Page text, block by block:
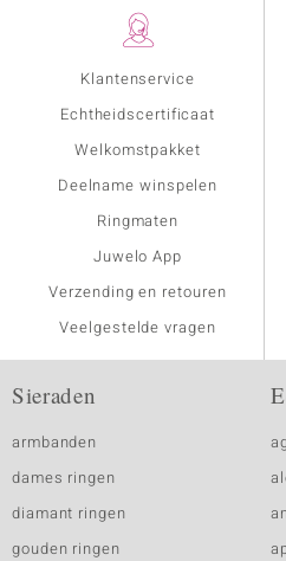
Klantenservice
Echtheidscertificaat
Welkomstpakket
Deelname winspelen
Ringmaten
Juwelo App
Verzending en retouren
Veelgestelde vragen
Sieraden
armbanden
dames ringen
diamant ringen
gouden ringen